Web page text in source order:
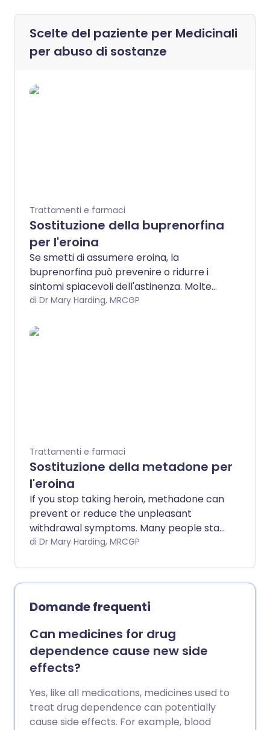
Scelte del paziente per Medicinali
per abuso di sostanze
Trattamenti e farmaci
Sostituzione della buprenorfina
per l'eroina
Se smetti di assumere eroina, la
buprenorfina può prevenire o ridurre i
sintomi spiacevoli dell'astinenza. Molte
persone rimangono a lungo termine sulla
gradualmente la dose e smettono del
di Dr Mary Harding, MRCGP
Trattamenti e farmaci
Sostituzione della metadone per
l'eroina
If you stop taking heroin, methadone can
prevent or reduce the unpleasant
withdrawal symptoms. Many people stay
on methadone long-term. However,
and come off drugs altogether. You
should not take any street drugs or much
alcohol when you are taking methadone.
di Dr Mary Harding, MRCGP
Domande frequenti
Can medicines for drug
dependence cause new side
effects?
Yes, like all medications, medicines used to
treat drug dependence can potentially
cause side effects. For example, blood